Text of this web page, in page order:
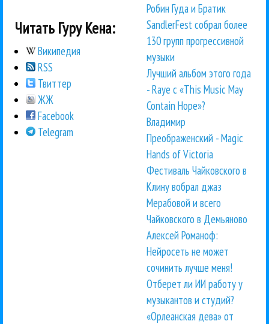
Читать Гуру Кена:
Википедия
RSS
Твиттер
ЖЖ
Facebook
Telegram
Робин Гуда и Братик
SandlerFest собрал более
130 групп прогрессивной
музыки
Лучший альбом этого года
- Raye с «This Music May
Contain Hope»?
Владимир
Преображенский - Magic
Hands of Victoria
Фестиваль Чайковского в
Клину вобрал джаз
Мерабовой и всего
Чайковского в Демьяново
Алексей Романоф:
Нейросеть не может
сочинить лучше меня!
Отберет ли ИИ работу у
музыкантов и студий?
«Орлеанская дева» от